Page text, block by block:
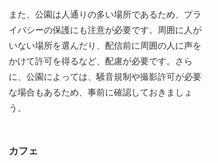
また、公園は人通りの多い場所であるため、プラ
イバシーの保護にも注意が必要です。周囲に人が
いない場所を選んだり、配信前に周囲の人に声を
かけて許可を得るなど、配慮が必要です。さら
に、公園によっては、騒音規制や撮影許可が必要
な場合もあるため、事前に確認しておきましょ
う。
カフェ